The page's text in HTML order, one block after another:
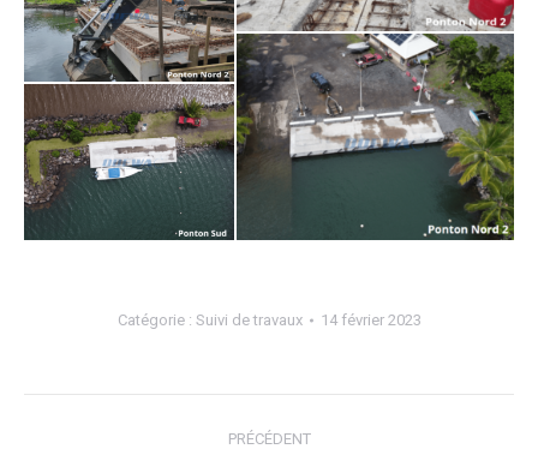
hitiaa 4
hitiaa 2
Catégorie : Suivi de travaux 14 février 2023
NavigationPRÉCÉDENT